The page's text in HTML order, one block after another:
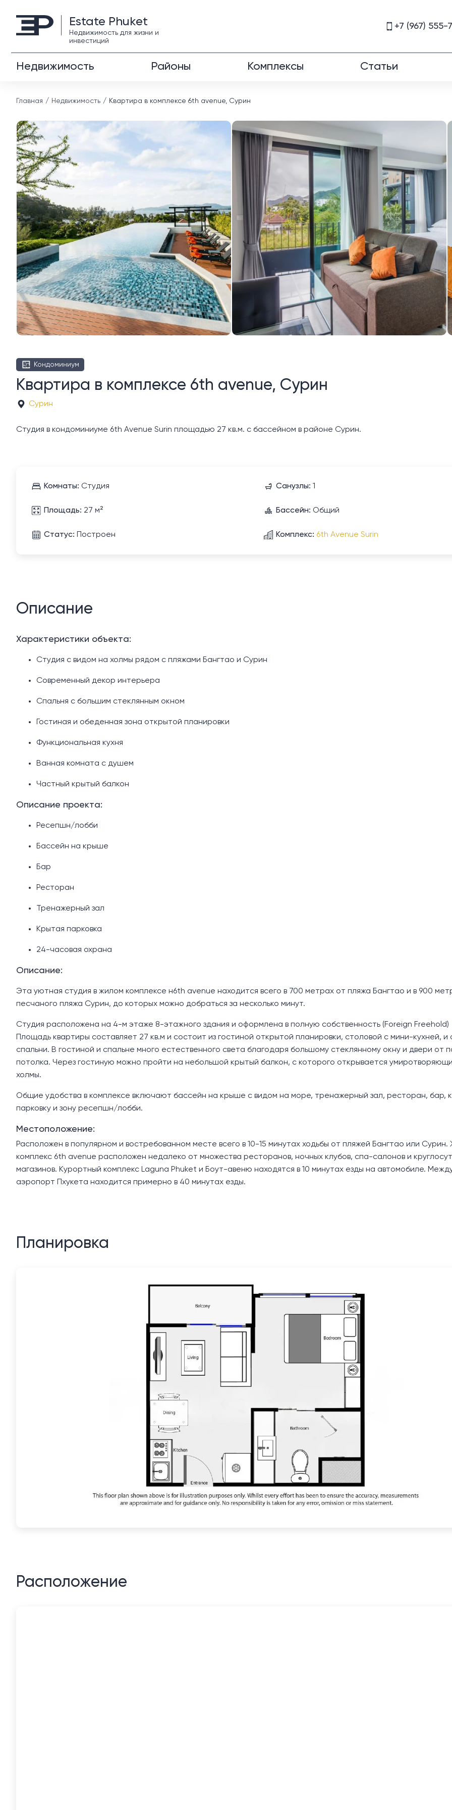
Estate Phuket
Недвижимость для жизни и
инвестиций
+7 (967) 555-
Недвижимость Районы Комплексы Статьи
Главная Недвижимость Квартира в комплексе 6th avenue, Сурин
Кондоминиум
Квартира в комплексе 6th avenue, Сурин
Сурин
Студия в кондоминиуме 6th Avenue Surin площадью 27 кв.м. с бассейном в районе Сурин.
Комнаты: Студия Санузлы: 1
Площадь: 27 м² Бассейн: Общий
Статус: Построен Комплекс: 6th Avenue Surin
Описание
Характеристики объекта:
Студия с видом на холмы рядом с пляжами Бангтао и Сурин
Современный декор интерьера
Спальня с большим стеклянным окном
Гостиная и обеденная зона открытой планировки
Функциональная кухня
Ванная комната с душем
Частный крытый балкон
Описание проекта:
Ресепшн/лобби
Бассейн на крыше
Бар
Ресторан
Тренажерный зал
Крытая парковка
24-часовая охрана
Описание:
Эта уютная студия в жилом комплексе н6th avenue находится всего в 700 метрах от пляжа Бангтао и в 900
песчаного пляжа Сурин, до которых можно добраться за несколько минут.
Cтудия расположена на 4-м этаже 8-этажного здания и оформлена в полную собственность (Foreign Freehold)
Площадь квартиры составляет 27 кв.м и состоит из гостиной открытой планировки, столовой с мини-кухней, и
спальни. В гостиной и спальне много естественного света благодаря большому стеклянному окну и двери от
потолка. Через гостиную можно пройти на небольшой крытый балкон, с которого открывается
холмы.
Общие удобства в комплексе включают бассейн на крыше с видом на море, тренажерный зал, ресторан, бар,
парковку и зону ресепшн/лобби.
Местоположение:
Расположен в популярном и востребованном месте всего в 10-15 минутах ходьбы от пляжей Бангтао или Сурин.
комплекс 6th avenue расположен недалеко от множества ресторанов, ночных клубов, спа-салонов и
магазинов. Курортный комплекс Laguna Phuket и Боут-авеню находятся в 10 минутах езды на автомобиле.
аэропорт Пхукета находится примерно в 40 минутах езды.
Планировка
Расположение